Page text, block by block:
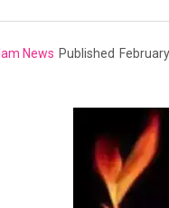
News Published